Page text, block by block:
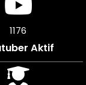
1312
Aktif